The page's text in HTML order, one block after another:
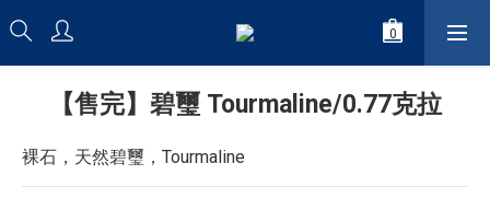
【售完】碧璽 Tourmaline/0.77克拉
裸石，天然碧璽，Tourmaline